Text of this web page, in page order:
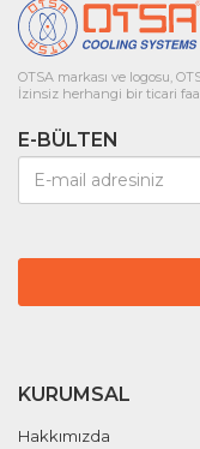
OTSA markası ve logosu,
İzinsiz herhangi bir ticari
E-BÜLTEN
KURUMSAL
Hakkımızda